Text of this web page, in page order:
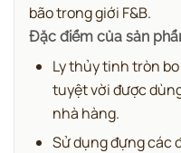
bão trong giới F&B.
Đặc điểm của sản
Ly thủy tinh tròn
tuyệt vời được
nhà hàng.
Sử dụng đựng các